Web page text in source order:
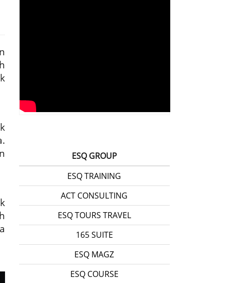
ESQ GROUP
ESQ TRAINING
ACT CONSULTING
ESQ TOURS TRAVEL
165 SUITE
ESQ MAGZ
ESQ COURSE